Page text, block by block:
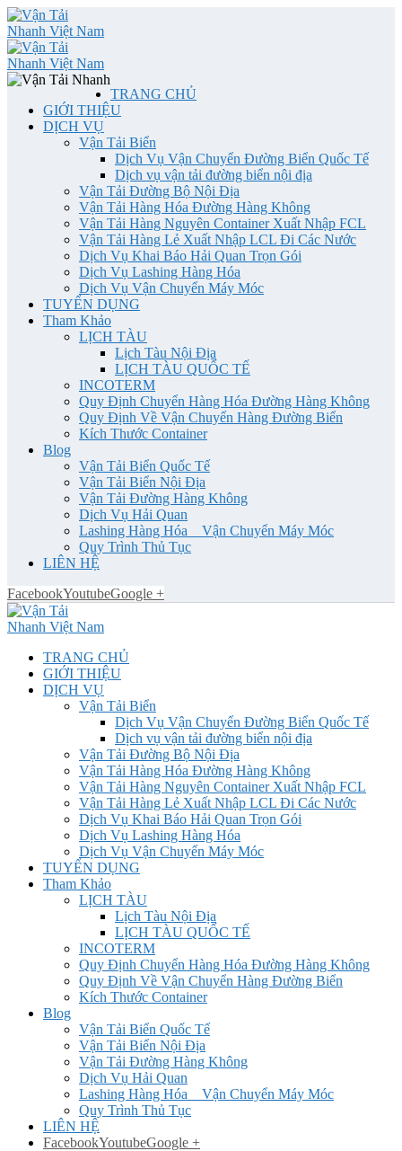
TRANG CHỦ
GIỚI THIỆU
DỊCH VỤ
Vận Tải Biển
Dịch Vụ Vận Chuyển Đường Biển Quốc Tế
Dịch vụ vận tải đường biển nội địa
Vận Tải Đường Bộ Nội Địa
Vận Tải Hàng Hóa Đường Hàng Không
Vận Tải Hàng Nguyên Container Xuất Nhập FCL
Vận Tải Hàng Lẻ Xuất Nhập LCL Đi Các Nước
Dịch Vụ Khai Báo Hải Quan Trọn Gói
Dịch Vụ Lashing Hàng Hóa
Dịch Vụ Vận Chuyển Máy Móc
TUYỂN DỤNG
Tham Khảo
LỊCH TÀU
Lịch Tàu Nội Địa
LỊCH TÀU QUỐC TẾ
INCOTERM
Quy Định Chuyển Hàng Hóa Đường Hàng Không
Quy Định Về Vận Chuyển Hàng Đường Biển
Kích Thước Container
Blog
Vận Tải Biển Quốc Tế
Vận Tải Biển Nội Địa
Vận Tải Đường Hàng Không
Dịch Vụ Hải Quan
Lashing Hàng Hóa _ Vận Chuyển Máy Móc
Quy Trình Thủ Tục
LIÊN HỆ
FacebookYoutubeGoogle +
TRANG CHỦ
GIỚI THIỆU
DỊCH VỤ
Vận Tải Biển
Dịch Vụ Vận Chuyển Đường Biển Quốc Tế
Dịch vụ vận tải đường biển nội địa
Vận Tải Đường Bộ Nội Địa
Vận Tải Hàng Hóa Đường Hàng Không
Vận Tải Hàng Nguyên Container Xuất Nhập FCL
Vận Tải Hàng Lẻ Xuất Nhập LCL Đi Các Nước
Dịch Vụ Khai Báo Hải Quan Trọn Gói
Dịch Vụ Lashing Hàng Hóa
Dịch Vụ Vận Chuyển Máy Móc
TUYỂN DỤNG
Tham Khảo
LỊCH TÀU
Lịch Tàu Nội Địa
LỊCH TÀU QUỐC TẾ
INCOTERM
Quy Định Chuyển Hàng Hóa Đường Hàng Không
Quy Định Về Vận Chuyển Hàng Đường Biển
Kích Thước Container
Blog
Vận Tải Biển Quốc Tế
Vận Tải Biển Nội Địa
Vận Tải Đường Hàng Không
Dịch Vụ Hải Quan
Lashing Hàng Hóa _ Vận Chuyển Máy Móc
Quy Trình Thủ Tục
LIÊN HỆ
FacebookYoutubeGoogle +